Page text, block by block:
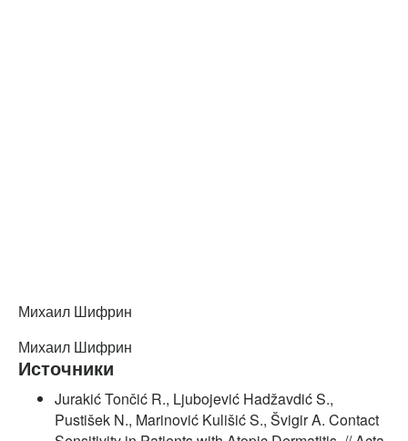
Михаил Шифрин
Михаил Шифрин
Источники
Jurakić Tončić R., Ljubojević Hadžavdić S.,
Pustišek N., Marinović Kulišić S., Švigir A. Contact